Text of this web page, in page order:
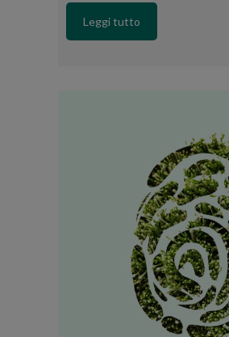
Leggi tutto